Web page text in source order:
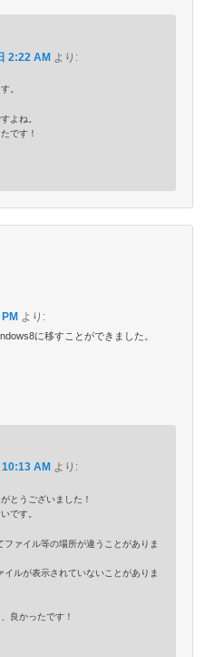
2:22 AM より:
。
よね。
です！
より:
に移すことができました。
AM より:
とうございました！
です。
ファイル等の場所が違うことがありま
イルが表示されていないことがありま
良かったです！